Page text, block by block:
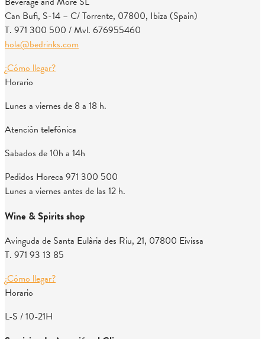
Can Bufi, S-14 – C/ Torrente, 07800, Ibiza (Spain)
T. 971 300 500 / Mvl. 676955460
hola@bedrinks.com
¿Cómo llegar?
Horario
Lunes a viernes de 8 a 18 h.
Atención telefónica
Sabados de 10h a 14h
Pedidos Horeca 971 300 500
Lunes a viernes antes de las 12 h.
Wine & Spirits shop
Avinguda de Santa Eulària des Riu, 21, 07800 Eivissa
T. 971 93 13 85
¿Cómo llegar?
Horario
L-S / 10-21H